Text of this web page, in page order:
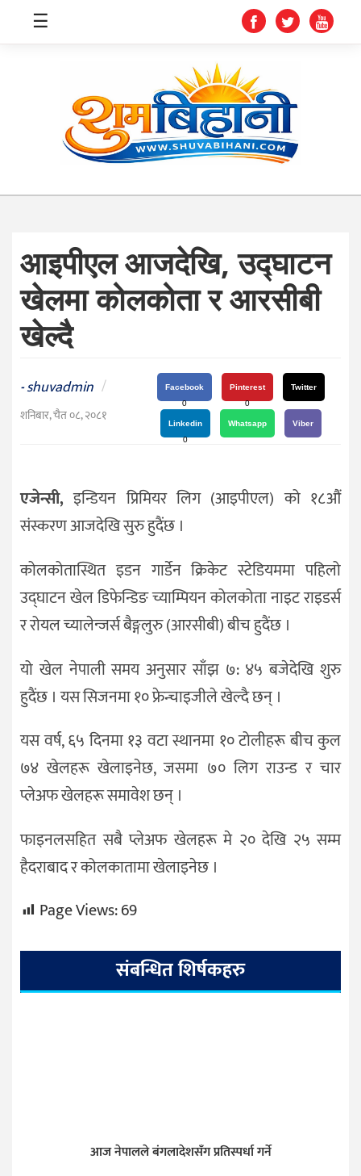
स्वास्थ्य
संघीय
प्रविधि
जीवनशैली
दर्शन
/
संस्कृति
राजनीति
☰
आइपीएल आजदेखि, उद्घाटन
खेलमा कोलकोता र आरसीबी
खेल्दै
-shuvadmin /
शनिबार, चैत ०८, २०८१
Facebook
0
Pinterest
0
Twitter
Linkedin
0
Whatsapp Viber
एजेन्सी, इन्डियन प्रिमियर लिग (आइपीएल) को १८औं
संस्करण आजदेखि सुरु हुदैंछ ।
कोलकोतास्थित इडन गार्डेन क्रिकेट स्टेडियममा पहिलो
उद्घाटन खेल डिफेन्डिङ च्याम्पियन कोलकोता नाइट राइडर्स
र रोयल च्यालेन्जर्स बैङ्गलुरु (आरसीबी) बीच हुदैंछ ।
यो खेल नेपाली समय अनुसार साँझ ७: ४५ बजेदेखि शुरु
हुदैंछ । यस सिजनमा १० फ्रेन्चाइजीले खेल्दै छन् ।
यस वर्ष, ६५ दिनमा १३ वटा स्थानमा १० टोलीहरू बीच कुल
७४ खेलहरू खेलाइनेछ, जसमा ७० लिग राउन्ड र चार
प्लेअफ खेलहरू समावेश छन् ।
फाइनलसहित सबै प्लेअफ खेलहरू मे २० देखि २५ सम्म
हैदराबाद र कोलकातामा खेलाइनेछ ।
Page Views:69
संबन्धित शिर्षकहरु
आज नेपालले बंगलादेशसँग प्रतिस्पर्धा गर्ने